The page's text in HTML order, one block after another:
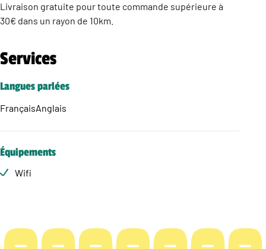
Livraison gratuite pour toute commande supérieure à
30€ dans un rayon de 10km.
Services
Langues parlées
FrançaisAnglais
Équipements
Wifi